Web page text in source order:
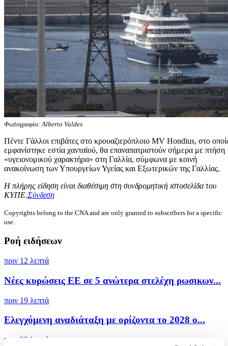
Φωτογραφία: Alberto Valdes
Πέντε Γάλλοι επιβάτες στο κρουαζιερόπλοιο MV Hondius, στο
εμφανίστηκε εστία χανταϊού, θα επαναπατριστούν σήμερα με πτήση
«υγειονομικού χαρακτήρα» στη Γαλλία, σύμφωνα με κοινή
ανακοίνωση των Υπουργείων Υγείας και Εξωτερικών της Γαλλίας.
Η πλήρης είδηση είναι διαθέσιμη στη συνδρομητική ιστοσελίδα του
ΚΥΠΕ.Σύνδεση
Copyrights belong to the CNA and are only granted to subscribers for a specific
use.
Ροή ειδήσεων
πριν 12 λεπτά
Νέες κυρώσεις ΕΕ σε 5 ανώτερα στελέχη ρωσικων...
πριν 19 λεπτά
Ελεγχόμενη αναδιάταξη με ορίζοντα το 2028 ο...
πριν 22 λεπτά